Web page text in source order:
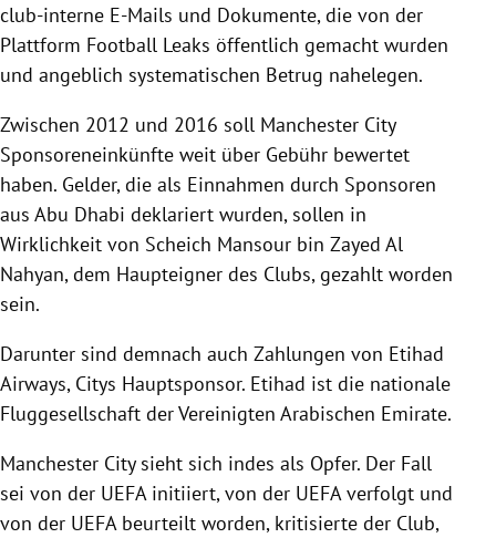
club-interne E-Mails und Dokumente, die von der
Plattform Football Leaks öffentlich gemacht wurden
und angeblich systematischen Betrug nahelegen.
Zwischen 2012 und 2016 soll Manchester City
Sponsoreneinkünfte weit über Gebühr bewertet
haben. Gelder, die als Einnahmen durch Sponsoren
aus Abu Dhabi deklariert wurden, sollen in
Wirklichkeit von Scheich Mansour bin Zayed Al
Nahyan, dem Haupteigner des Clubs, gezahlt worden
sein.
Darunter sind demnach auch Zahlungen von Etihad
Airways, Citys Hauptsponsor. Etihad ist die nationale
Fluggesellschaft derVereinigten Arabischen Emirate.
Manchester Citysieht sich indes als Opfer. Der Fall
sei von der UEFAinitiiert, von der UEFAverfolgt und
von der UEFAbeurteilt worden, kritisierte der Club,